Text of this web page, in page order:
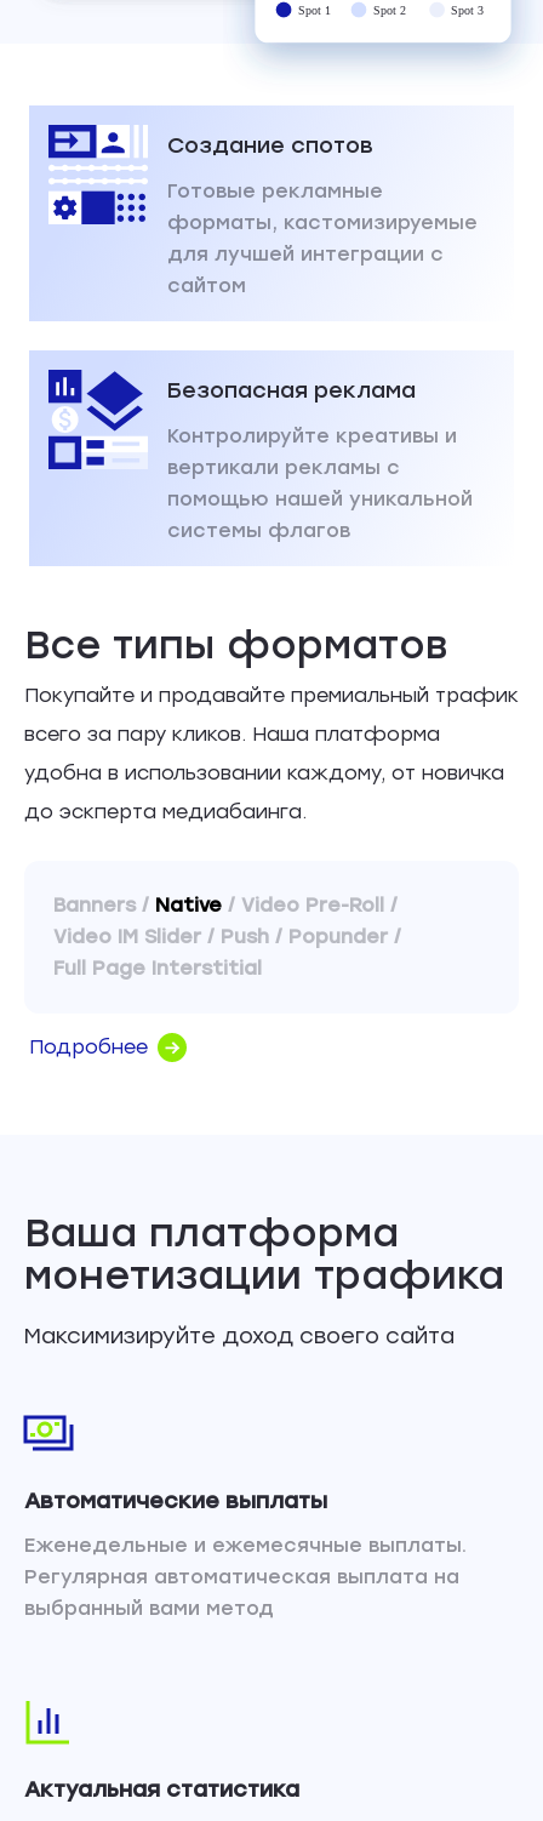
Spot 1 Spot 2 Spot 3
Создание спотов
Готовые рекламные
форматы, кастомизируемые
для лучшей интеграции с
сайтом
Безопасная реклама
Контролируйте креативы и
вертикали рекламы с
помощью нашей уникальной
системы флагов
Все типы форматов
Покупайте и продавайте премиальный трафик
всего за пару кликов. Наша платформа
удобна в использовании каждому, от новичка
до эскперта медиабаинга.
Banners / Native / Video Pre-Roll
/
Video IM Slider / Push / Popunder /
Full Page Interstitial
Подробнее
Ваша платформа
монетизации трафика
Максимизируйте доход своего сайта
Автоматические выплаты
Еженедельные и ежемесячные выплаты.
Регулярная автоматическая выплата на
выбранный вами метод
Актуальная статистика